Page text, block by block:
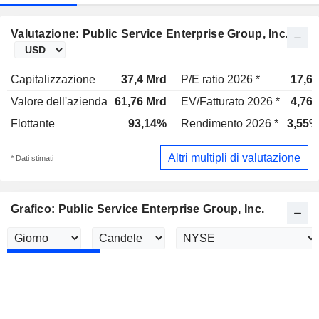
Valutazione: Public Service Enterprise Group, Inc.
Capitalizzazione 37,4 Mrd P/E ratio 2026 *
17,6x
Valore dell'azienda
61,76 Mrd EV/Fatturato 2026 *
4,76x
Flottante
93,14% Rendimento 2026 * 3,55%
* Dati stimati Altri multipli di valutazione
Grafico: Public Service Enterprise Group, Inc.